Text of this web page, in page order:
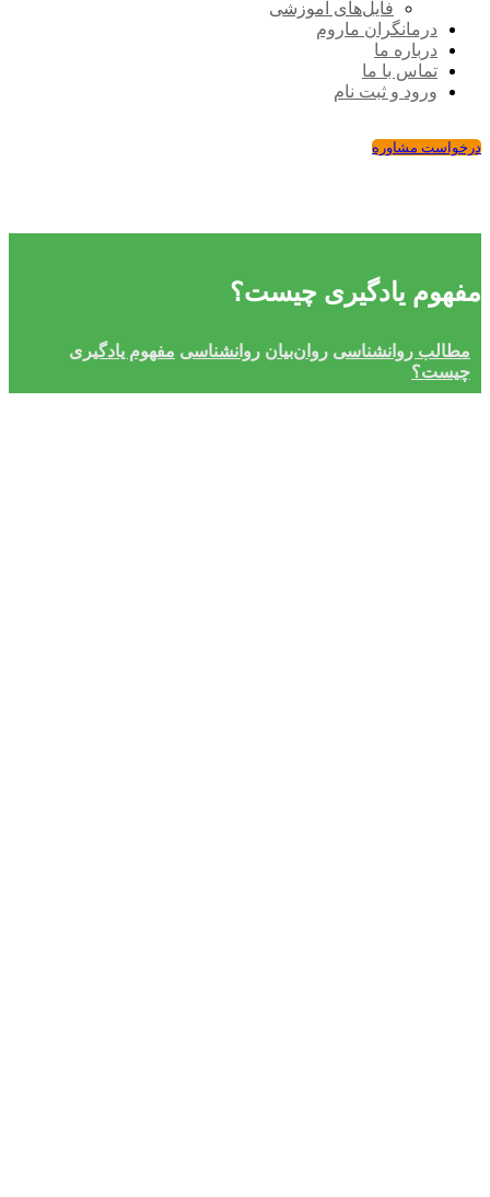
فایل‌های آموزشی
درمانگران ماروم
درباره ما
تماس با ما
ورود و ثبت نام
درخواست مشاوره
مفهوم یادگیری چیست؟
مطالب روانشناسی روان‌بیان روانشناسی مفهوم یادگیری
چیست؟